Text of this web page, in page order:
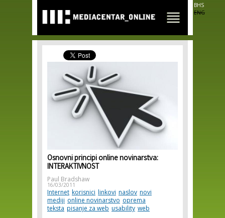
main
content
BHS
ENG
Osnovni principi online novinarstva:
INTERAKTIVNOST
Paul Bradshaw
16/03/2011
Internet korisnici linkovi naslov novi
mediji online novinarstvo oprema
teksta pisanje za web usability web